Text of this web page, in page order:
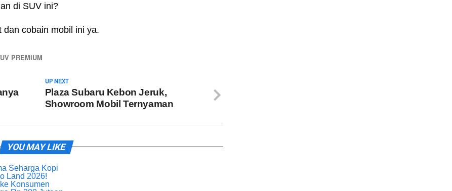
di SUV ini?
dan cobain mobil ini ya.
PREMIUM
UP NEXT
Plaza Subaru Kebon Jeruk,
Showroom Mobil Ternyaman
YOU MAY LIKE
Seharga Kopi
Land 2026!
Konsumen